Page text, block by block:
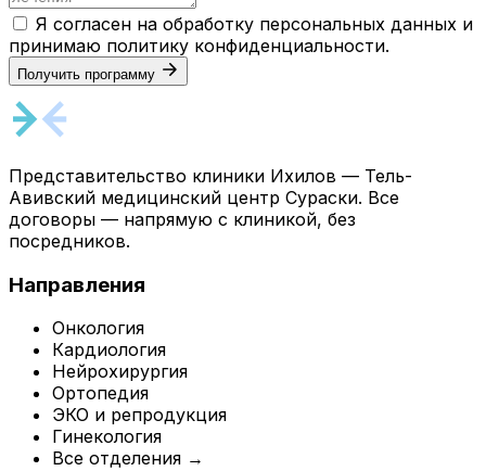
Я согласен на обработку персональных данных и
принимаю политику конфиденциальности.
Получить программу
Представительство клиники Ихилов — Тель-
Авивский медицинский центр Сураски. Все
договоры — напрямую с клиникой, без
посредников.
Направления
Онкология
Кардиология
Нейрохирургия
Ортопедия
ЭКО и репродукция
Гинекология
Все отделения →